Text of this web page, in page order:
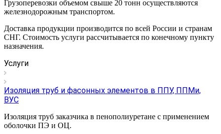
Грузоперевозки объемом свыше 20 тонн осуществляются
железнодорожным транспортом.
Доставка продукции производится по всей России и странам
СНГ. Стоимость услуги рассчитывается по конечному пункту
назначения.
Услуги
Изоляция труб и фасонных элементов в ППУ, ППМи,
ВУС
Изоляция труб заказчика в пенополиуретане с применением
оболочки ПЭ и ОЦ.